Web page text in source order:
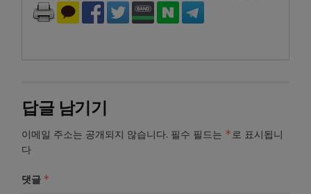
답글 남기기
이메일 주소는 공개되지 않습니다. 필수 필드는 *로 표시됩니
다
댓글 *